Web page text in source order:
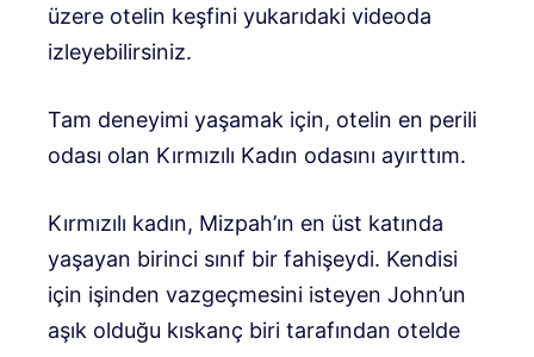
üzere otelin keşfini yukarıdaki videoda
izleyebilirsiniz.
Tam deneyimi yaşamak için, otelin en perili
odası olan Kırmızılı Kadın odasını ayırttım.
Kırmızılı kadın, Mizpah’ın en üst katında
yaşayan birinci sınıf bir fahişeydi. Kendisi
için işinden vazgeçmesini isteyen John’un
aşık olduğu kıskanç biri tarafından otelde